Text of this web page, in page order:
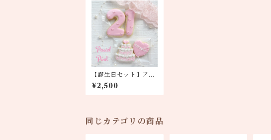
【誕生日セット】アイ
シングクッキー
¥2,500
同じカテゴリの商品